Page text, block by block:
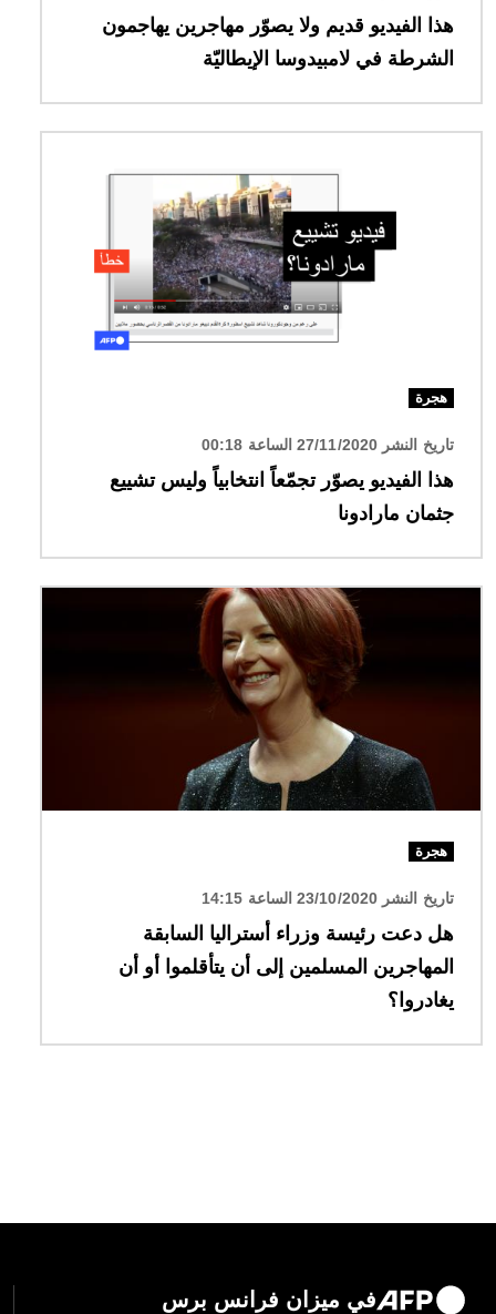
هذا الفيديو قديم ولا يصوّر مهاجرين يهاجمون
الشرطة في لامبيدوسا الإيطاليّة
هجرة
تاريخ النشر 27/11/2020 الساعة 00:18
هذا الفيديو يصوّر تجمّعاً انتخابياً وليس تشييع
جثمان مارادونا
هجرة
تاريخ النشر 23/10/2020 الساعة 14:15
هل دعت رئيسة وزراء أستراليا السابقة
المهاجرين المسلمين إلى أن يتأقلموا أو أن
يغادروا؟
في ميزان فرانس برس